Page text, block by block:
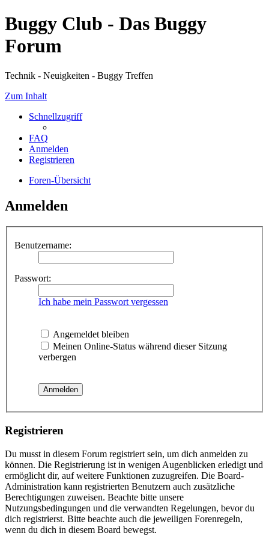
Buggy Club - Das Buggy
Forum
Technik - Neuigkeiten - Buggy Treffen
Zum Inhalt
Schnellzugriff
FAQ
Anmelden
Registrieren
Foren-Übersicht
Anmelden
Benutzername:
Passwort:
Ich habe mein Passwort vergessen
Angemeldet bleiben
Meinen Online-Status während dieser Sitzung
verbergen
Registrieren
Du musst in diesem Forum registriert sein, um dich anmelden zu
können. Die Registrierung ist in wenigen Augenblicken erledigt und
ermöglicht dir, auf weitere Funktionen zuzugreifen. Die Board-
Administration kann registrierten Benutzern auch zusätzliche
Berechtigungen zuweisen. Beachte bitte unsere
Nutzungsbedingungen und die verwandten Regelungen, bevor du
dich registrierst. Bitte beachte auch die jeweiligen Forenregeln,
wenn du dich in diesem Board bewegst.